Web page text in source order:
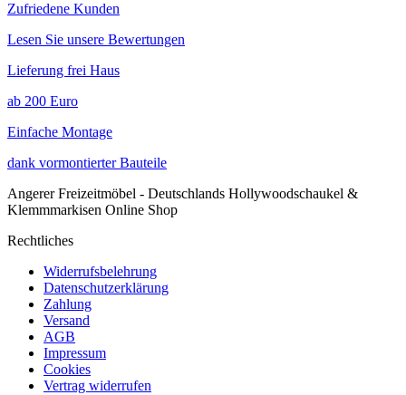
Zufriedene Kunden
Lesen Sie unsere Bewertungen
Lieferung frei Haus
ab 200 Euro
Einfache Montage
dank vormontierter Bauteile
Angerer Freizeitmöbel - Deutschlands Hollywoodschaukel &
Klemmmarkisen Online Shop
Rechtliches
Widerrufsbelehrung
Datenschutzerklärung
Zahlung
Versand
AGB
Impressum
Cookies
Vertrag widerrufen